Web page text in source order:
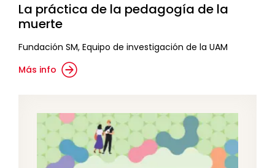
La práctica de la pedagogía de la
muerte
Fundación SM, Equipo de investigación de la UAM
Más info